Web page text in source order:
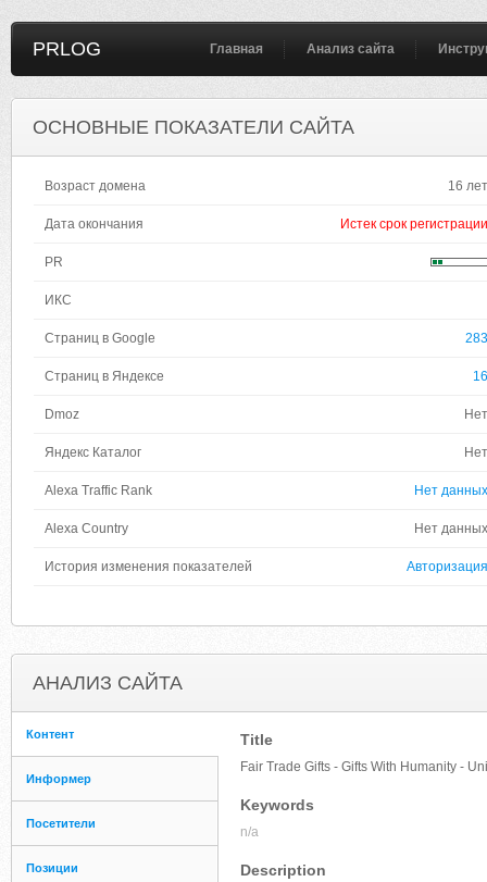
PRLOG Главная Анализ сайта
ОСНОВНЫЕ ПОКАЗАТЕЛИ САЙТА
Возраст домена 16 лет
Дата окончания Истек срок регистрации
PR
ИКС
Страниц в Google 283
Страниц в Яндексе 16
Dmoz Нет
Яндекс Каталог Нет
Alexa Traffic Rank Нет данных
Alexa Country Нет данных
История изменения показателей Авторизация
АНАЛИЗ САЙТА
Контент
Информер
Посетители
Позиции
Title
Fair Trade Gifts - Gifts With Humanity -
Keywords
n/a
Description